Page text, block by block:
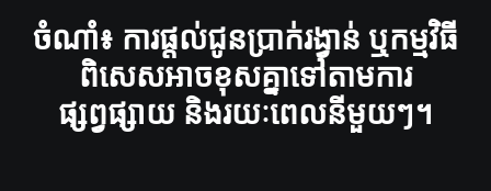
ចំណាំ៖ ការផ្តល់ជូនប្រាក់រង្វាន់ ឬកម្មវិធី
ពិសេសអាចខុសគ្នាទៅតាមការ
ផ្សព្វផ្សាយ និងរយៈពេលនីមួយៗ។